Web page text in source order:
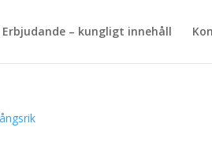
Erbjudande – kungligt innehåll